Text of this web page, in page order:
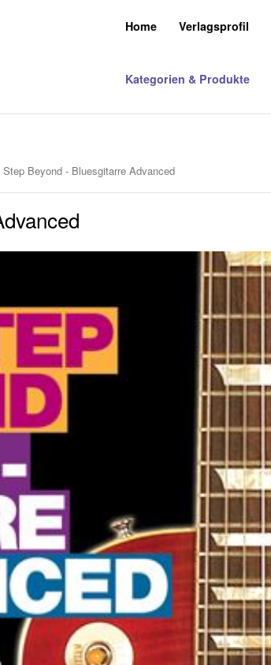
Home Verlagsprofil
Kategorien & Produkte
Step Beyond - Bluesgitarre Advanced